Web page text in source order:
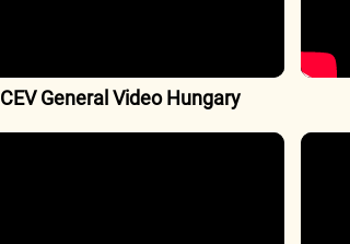
CEV General Video Hungary